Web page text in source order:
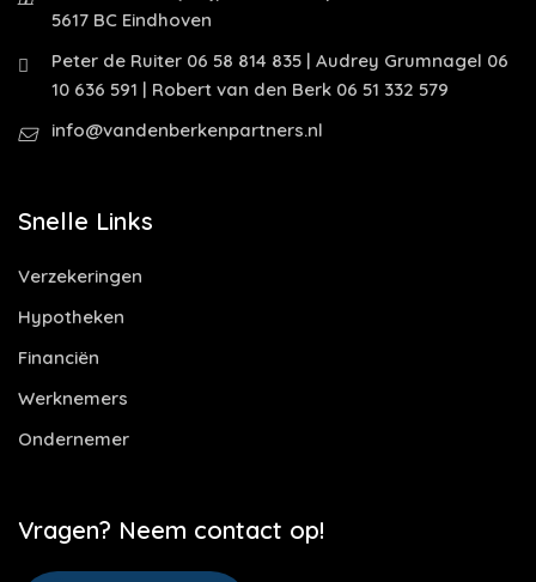
5617 BC Eindhoven
Peter de Ruiter 06 58 814 835 | Audrey Grumnagel 06
10 636 591 | Robert van den Berk 06 51 332 579
info@vandenberkenpartners.nl
Snelle Links
Verzekeringen
Hypotheken
Financiën
Werknemers
Ondernemer
Vragen? Neem contact op!